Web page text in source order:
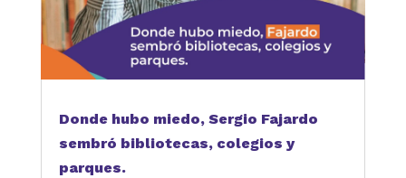
Donde hubo miedo, Sergio Fajardo
sembró bibliotecas, colegios y
parques.